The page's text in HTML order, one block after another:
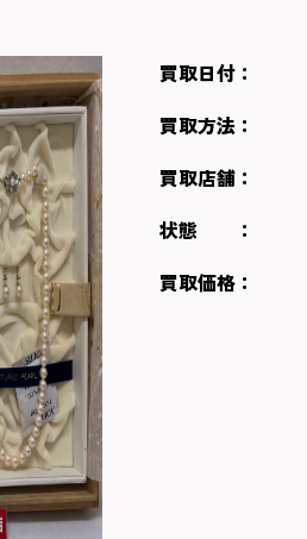
買取日付
買取方法
買取店舗
状態
買取価格